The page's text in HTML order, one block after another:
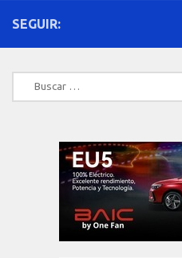
SEGUIR:
Buscar: